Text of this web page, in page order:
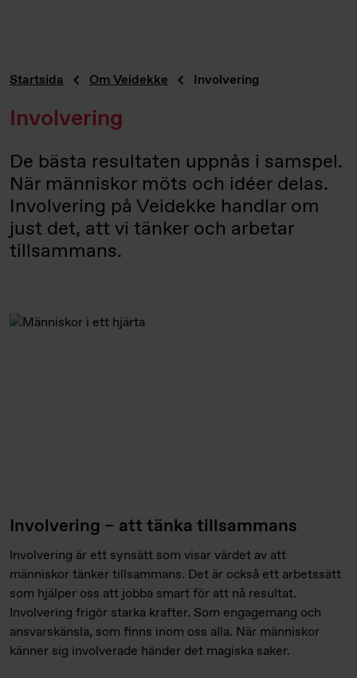
Startsida Om Veidekke Involvering
Involvering
De bästa resultaten uppnås i samspel.
När människor möts och idéer delas.
Involvering på Veidekke handlar om
just det, att vi tänker och arbetar
tillsammans.
Involvering – att tänka tillsammans
Involvering är ett synsätt som visar värdet av att
människor tänker tillsammans. Det är också ett arbetssätt
som hjälper oss att jobba smart för att nå resultat.
Involvering frigör starka krafter. Som engagemang och
ansvarskänsla, som finns inom oss alla. När människor
känner sig involverade händer det magiska saker.